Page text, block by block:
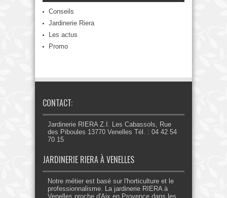
Conseils
Jardinerie Riera
Les actus
Promo
CONTACT:
Jardinerie RIERA Z.I. Les Cabassols, Rue
des Piboules 13770 Venelles Tél. : 04 42 54
70 15
JARDINERIE RIERA À VENELLES
Notre métier est basé sur l'horticulture et le
professionnalisme. La jardinerie RIERA à
Venelles proche d'Aix en Provence dans les